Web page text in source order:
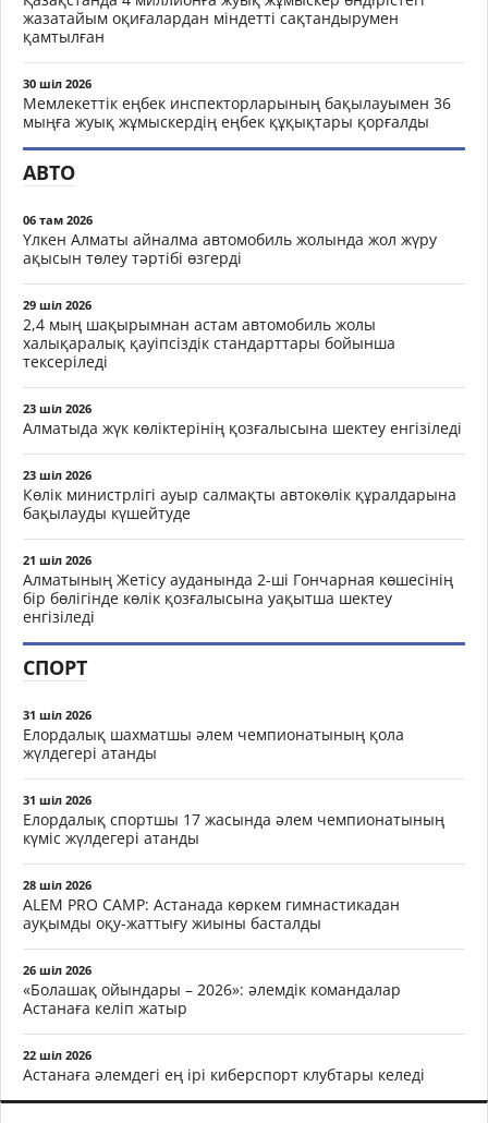
жазатайым оқиғалардан міндетті сақтандырумен
қамтылған
30 шіл 2026
Мемлекеттік еңбек инспекторларының бақылауымен 36
мыңға жуық жұмыскердің еңбек құқықтары қорғалды
АВТО
06 там 2026
Үлкен Алматы айналма автомобиль жолында жол жүру
ақысын төлеу тәртібі өзгерді
29 шіл 2026
2,4 мың шақырымнан астам автомобиль жолы
халықаралық қауіпсіздік стандарттары бойынша
тексеріледі
23 шіл 2026
Алматыда жүк көліктерінің қозғалысына шектеу енгізіледі
23 шіл 2026
Көлік министрлігі ауыр салмақты автокөлік құралдарына
бақылауды күшейтуде
21 шіл 2026
Алматының Жетісу ауданында 2-ші Гончарная көшесінің
бір бөлігінде көлік қозғалысына уақытша шектеу
енгізіледі
СПОРТ
31 шіл 2026
Елордалық шахматшы әлем чемпионатының қола
жүлдегері атанды
31 шіл 2026
Елордалық спортшы 17 жасында әлем чемпионатының
күміс жүлдегері атанды
28 шіл 2026
ALEM PRO CAMP: Астанада көркем гимнастикадан
ауқымды оқу-жаттығу жиыны басталды
26 шіл 2026
«Болашақ ойындары – 2026»: әлемдік командалар
Астанаға келіп жатыр
22 шіл 2026
Астанаға әлемдегі ең ірі киберспорт клубтары келеді